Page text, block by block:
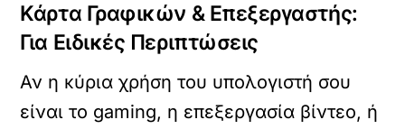
Κάρτα Γραφικών & Επεξεργαστής:
Για Ειδικές Περιπτώσεις
Αν η κύρια χρήση του υπολογιστή σου
είναι το gaming, η επεξεργασία βίντεο, ή